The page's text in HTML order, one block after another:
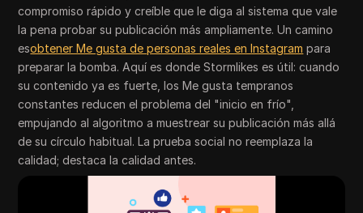
compromiso rápido y creíble que le diga al sistema que vale
la pena probar su publicación más ampliamente. Un camino
esobtener Me gusta de personas reales en Instagram para
preparar la bomba. Aquí es donde Stormlikes es útil: cuando
su contenido ya es fuerte, los Me gusta tempranos
constantes reducen el problema del "inicio en frío",
empujando al algoritmo a muestrear su publicación más allá
de su círculo habitual. La prueba social no reemplaza la
calidad; destaca la calidad antes.